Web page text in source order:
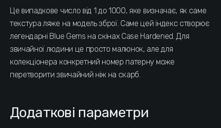
Це випадкове число від 1 до 1000, яке визначає, як саме
текстура ляже на модель зброї. Саме цей індекс створює
легендарні Blue Gems на скінах Case Hardened. Для
звичайної людини це просто малюнок, але для
колекціонера конкретний номер патерну може
перетворити звичайний ніж на скарб.
Додаткові параметри